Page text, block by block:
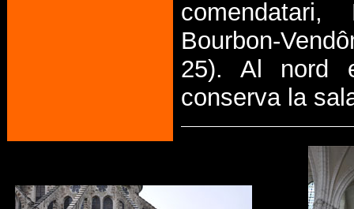
Bourbon-
25). Al nord
conserva la